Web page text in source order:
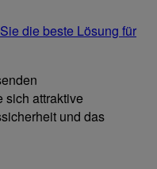
die beste Lösung für
sich attraktive
und das